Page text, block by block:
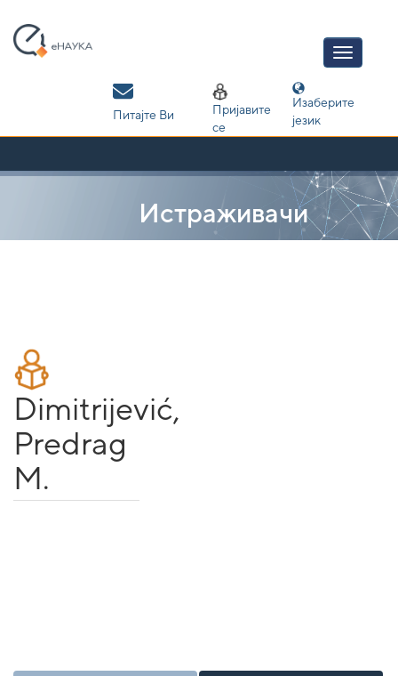
navigation
Питајте Ви
Пријавите
се
Изаберите
језик
Истраживачи
Dimitrijević,
Predrag
M.